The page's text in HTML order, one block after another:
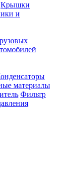
Крышки
и
материалы
Фильтр